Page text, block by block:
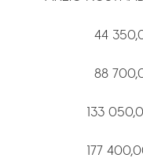
44
88
133
177 400,00